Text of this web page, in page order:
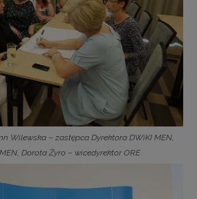
Wilewska – zastępca Dyrektora DWiKI MEN,
Dorota Żyro – wicedyrektor ORE